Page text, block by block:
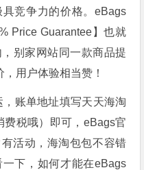
竞争力的价格。eBags
Price Guarantee】也就
别家网站同一款商品提
用户体验相当赞！
账单地址填写天天海淘
税哦）即可，eBags官
活动，海淘包包不容错
下，如何才能在eBags